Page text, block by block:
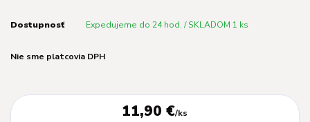
Dostupnosť Expedujeme do 24 hod. / SKLADOM 1 ks
Nie sme platcovia DPH
11,90 €/ks